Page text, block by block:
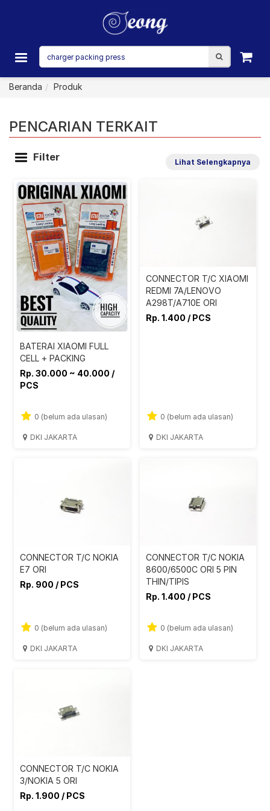
Beranda Produk
PENCARIAN TERKAIT
Filter
BATERAI XIAOMI FULL
CELL + PACKING
Rp. 30.000 ~ 40.000 /
PCS
0 (belum ada ulasan)
DKI JAKARTA
CONNECTOR T/C XIAOMI
REDMI 7A/LENOVO
A298T/A710E ORI
Rp. 1.400 / PCS
0 (belum ada ulasan)
DKI JAKARTA
CONNECTOR T/C NOKIA
E7 ORI
Rp. 900 / PCS
0 (belum ada ulasan)
DKI JAKARTA
CONNECTOR T/C NOKIA
8600/6500C ORI 5 PIN
THIN/TIPIS
Rp. 1.400 / PCS
0 (belum ada ulasan)
DKI JAKARTA
CONNECTOR T/C NOKIA
3/NOKIA 5 ORI
Rp. 1.900 / PCS
Lihat Selengkapnya